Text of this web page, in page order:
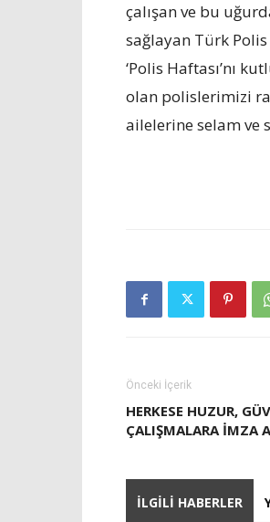
çalışan ve bu
sağlayan Türk
‘Polis Haftası’nı
olan polislerimizi
ailelerine selam ve
Önceki İçerik
HERKESE HUZUR,
ÇALIŞMALARA IMZA
İLGILI HABERLER